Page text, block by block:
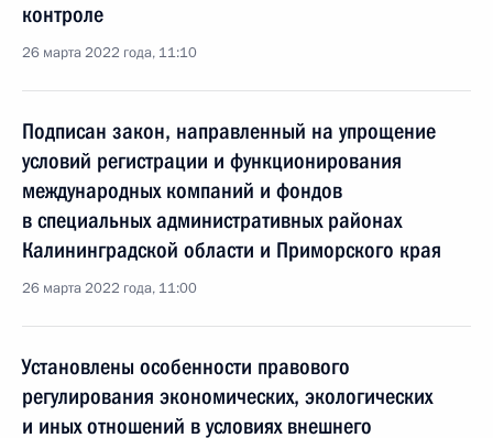
контроле
26 марта 2022 года, 11:10
Подписан закон, направленный на упрощение
условий регистрации и функционирования
международных компаний и фондов
в специальных административных районах
Калининградской области и Приморского края
26 марта 2022 года, 11:00
Установлены особенности правового
регулирования экономических, экологических
и иных отношений в условиях внешнего